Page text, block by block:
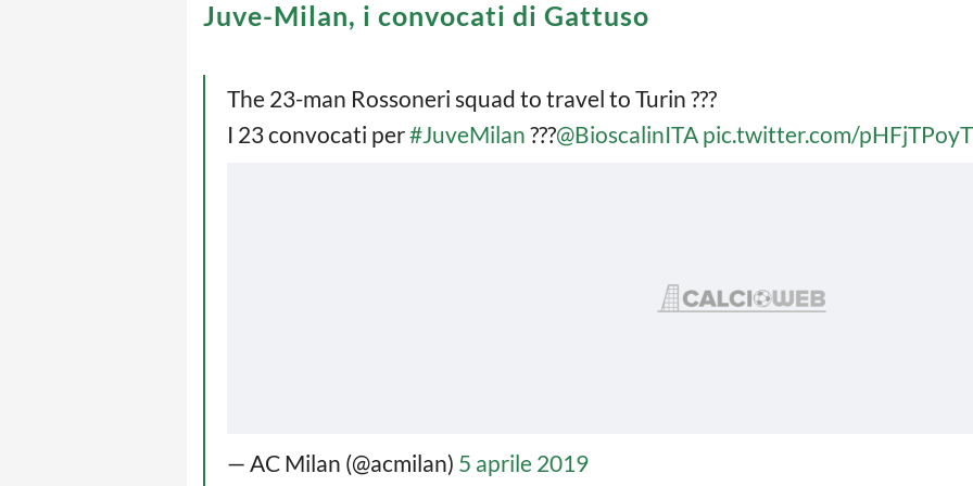
Juve-Milan, i convocati di Gattuso
The 23-man Rossoneri squad to travel to Turin ???
I 23 convocati per#JuveMilan ???@BioscalinITA pic.twitter.com/
— AC Milan (@acmilan) 5 aprile 2019